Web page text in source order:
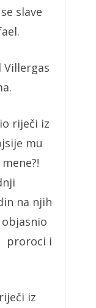
slave
Villergas
riječi iz
mu
na njih
proroci i
iz